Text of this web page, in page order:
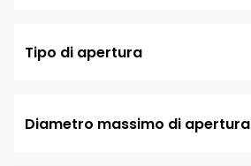
Tipo di apertura
Diametro massimo di apertura